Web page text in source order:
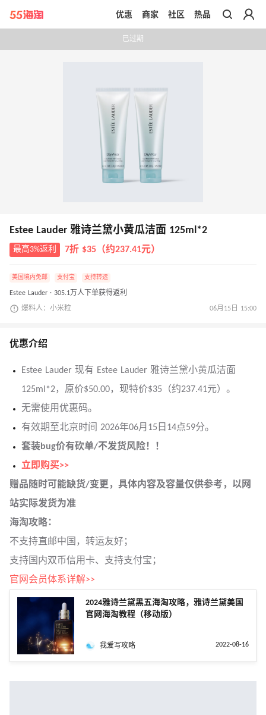
带你去官网买正品
优惠 商家 社区 热品
已过期
Estee Lauder 雅诗兰黛小黄瓜洁面 125ml*2
最高3%返利 7折 $35（约237.41元）
美国境内免邮 支付宝 支持转运
Estee Lauder · 305.1万人下单获得返利
爆料人：小米粒 06月15日 15:00
优惠介绍
Estee Lauder 现有 Estee Lauder 雅诗兰黛小黄瓜洁面
125ml*2，原价$50.00，现特价$35（约237.41元）。
无需使用优惠码。
有效期至北京时间 2026年06月15日14点59分。
套装bug价有砍单/不发货风险！！
立即购买>>
赠品随时可能缺货/变更，具体内容及容量仅供参考，以网
站实际发货为准
海淘攻略：
不支持直邮中国，转运友好；
支持国内双币信用卡、支持支付宝；
官网会员体系详解>>
2024雅诗兰黛黑五海淘攻略，雅诗兰黛美国
官网海淘教程（移动版）
我爱写攻略 2022-08-16